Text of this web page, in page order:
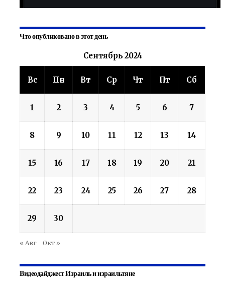
Что опубликовано в этот день
Сентябрь 2024
Вс Пн Вт Ср Чт Пт Сб
1 2 3 4 5 6 7
8 9 10 11 12 13 14
15 16 17 18 19 20 21
22 23 24 25 26 27 28
29 30
« Авг Окт »
Видеодайджест Израиль и израильтяне